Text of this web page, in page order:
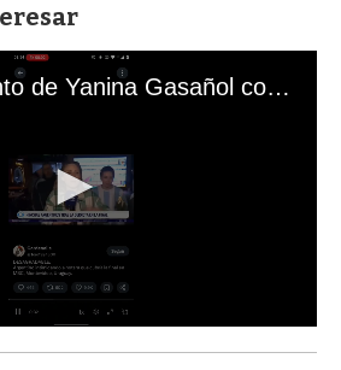
El mal momento de Yanina Gasañol con un hincha argentino en "Subrayado"